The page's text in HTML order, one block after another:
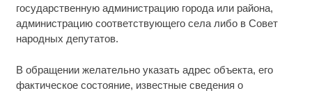
государственную администрацию города или района,
администрацию соответствующего села либо в Совет
народных депутатов.
В обращении желательно указать адрес объекта, его
фактическое состояние, известные сведения о